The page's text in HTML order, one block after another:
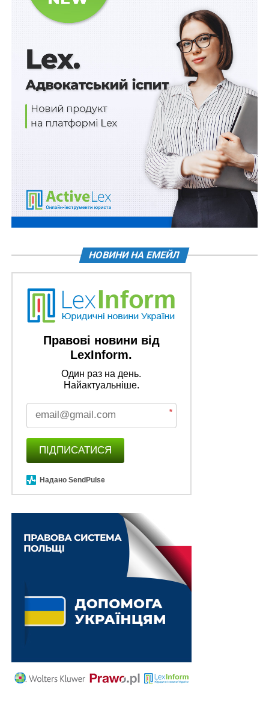
ПОВ'ЯЗАНІ ТЕМИ: FEATURED
ЕЛЕКТРОННІ ДОКУМЕНТИ
НБУ
СТРУКТУРА ВЛАСНОСТІ
Про стан безпеки та події в Україні щоденно
інформуватимуть міжнародну спільноту
НЕ ПРОПУСТІТЬ
Спрощено вступ на посади публічної служби на
час воєнного стану
НОВИНИ НА ЕМЕЙЛ
Правові новини від
LexInform.
Один раз на день.
Найактуальніше.
*
ПІДПИСАТИСЯ
Надано SendPulse